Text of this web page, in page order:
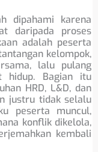
dipahami karena
daripada proses
adalah peserta
kelompok,
lalu pulang
hidup. Bagian itu
HRD, L&D, dan
justru tidak selalu
peserta muncul,
konflik dikelola,
kembali